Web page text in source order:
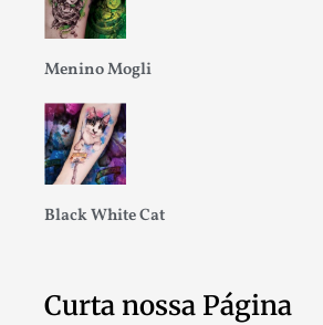
Menino Mogli
Black White Cat
Curta nossa Página